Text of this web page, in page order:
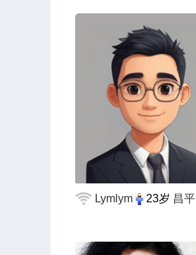
Lymlym 23岁 昌平